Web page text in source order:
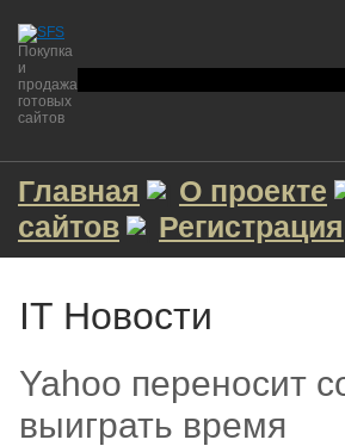
Покупка
и
продажа
готовых
сайтов
Главная О проекте
сайтов
Регистрация
IT Новости
Yahoo переносит
выиграть время